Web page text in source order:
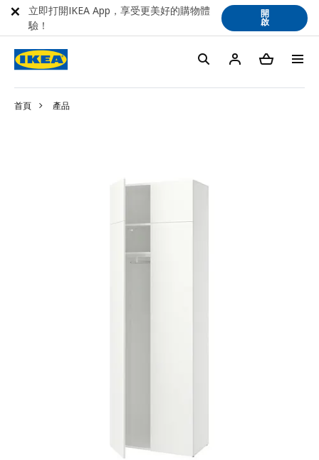
首頁 產品
立即打開IKEA App，享受更美好的購物體
驗！
開
啟